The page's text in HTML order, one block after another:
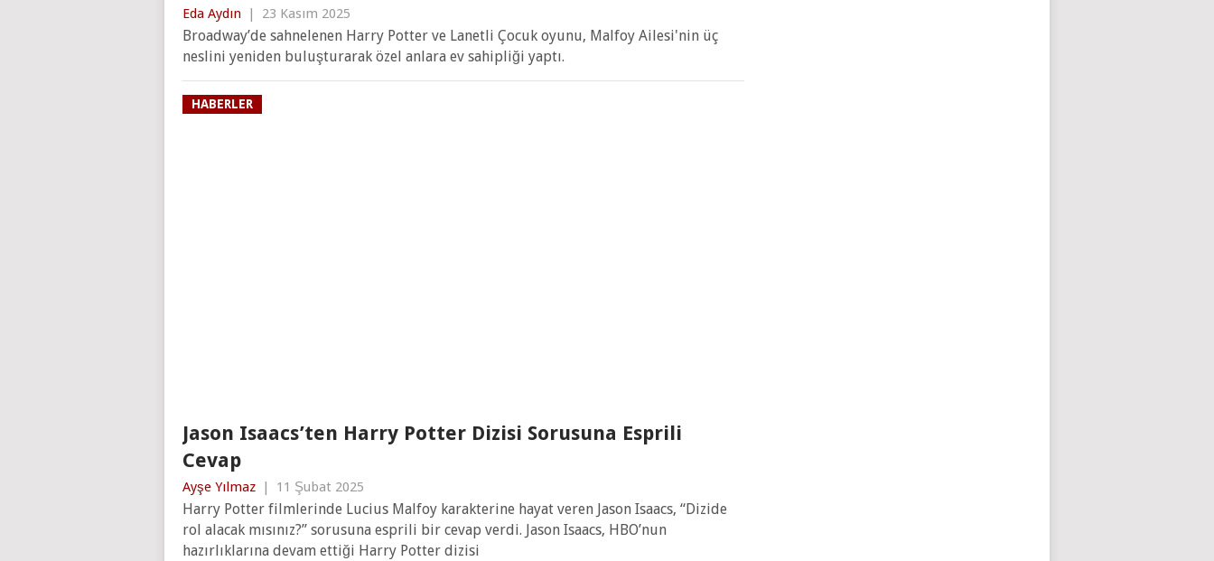
Eda Aydın 23 Kasım 2025
Broadway’de sahnelenen Harry Potter ve Lanetli Çocuk oyunu, Malfoy Ailesi'nin üç
neslini yeniden buluşturarak özel anlara ev sahipliği yaptı.
HABERLER
Jason Isaacs’ten Harry Potter Dizisi Sorusuna Esprili
Cevap
Ayşe Yılmaz 11 Şubat 2025
Harry Potter filmlerinde Lucius Malfoy karakterine hayat veren Jason Isaacs, “Dizide
rol alacak mısınız?” sorusuna esprili bir cevap verdi. Jason Isaacs, HBO’nun
hazırlıklarına devam ettiği Harry Potter dizisi